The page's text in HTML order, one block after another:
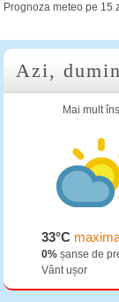
Prognoza meteo pe 15
Azi,
Mai mult
33°C
0% șanse de
Vânt ușor